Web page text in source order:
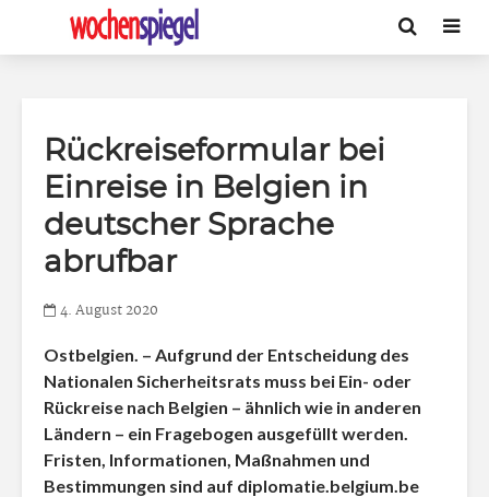
Rückreiseformular bei
Einreise in Belgien in
deutscher Sprache
abrufbar
4. August 2020
Ostbelgien. – Aufgrund der Entscheidung des
Nationalen Sicherheitsrats muss bei Ein- oder
Rückreise nach Belgien – ähnlich wie in anderen
Ländern – ein Fragebogen ausgefüllt werden.
Fristen, Informationen, Maßnahmen und
Bestimmungen sind auf diplomatie.belgium.be